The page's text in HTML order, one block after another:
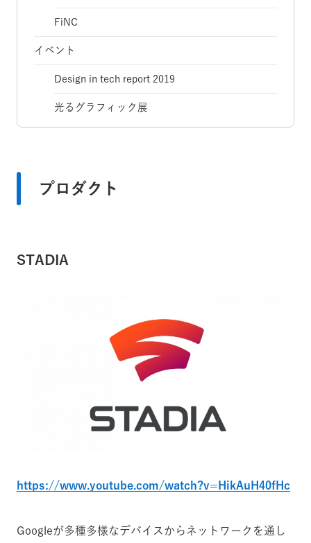
FiNC
イベント
Design in tech report 2019
光るグラフィック展
プロダクト
STADIA
https://www.youtube.com/watch?v=HikAuH40fHc
Googleが多種多様なデバイスからネットワークを通し